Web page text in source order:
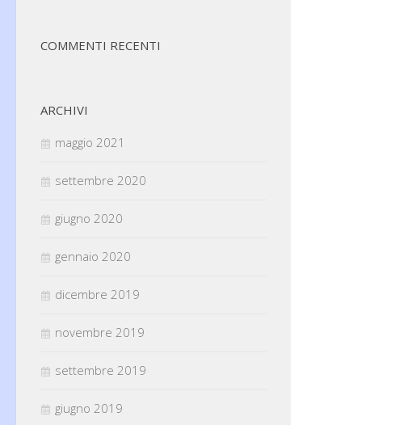
COMMENTI RECENTI
ARCHIVI
maggio 2021
settembre 2020
giugno 2020
gennaio 2020
dicembre 2019
novembre 2019
settembre 2019
giugno 2019